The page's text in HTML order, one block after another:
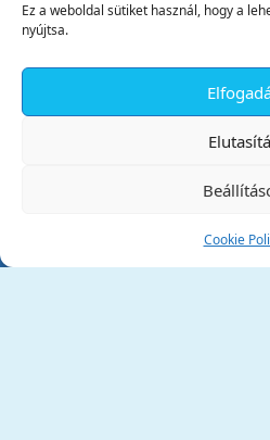
Ez a weboldal sütiket használ, hogy a
nyújtsa.
Cookie
Tata Város